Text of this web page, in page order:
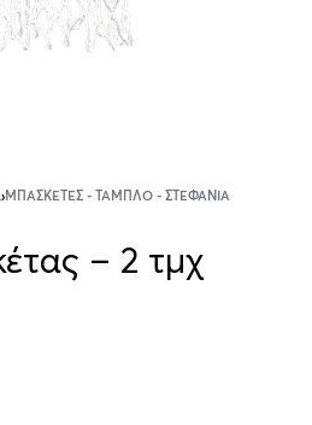
›ΜΠΑΣΚΈΤΕΣ - ΤΑΜΠΛΌ - ΣΤΕΦΆΝΙΑ
– 2 τμχ